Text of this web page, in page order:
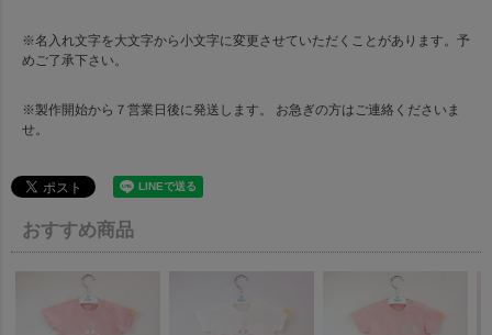
※名入れ文字を大文字から小文字に変更させていただくことがあります。予
めご了承下さい。
※製作開始から７営業日後に発送します。 お急ぎの方はご連絡くださいま
せ。
おすすめ商品